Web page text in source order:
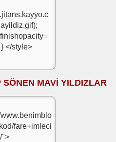
SÖNEN MAVİ YILDIZLAR